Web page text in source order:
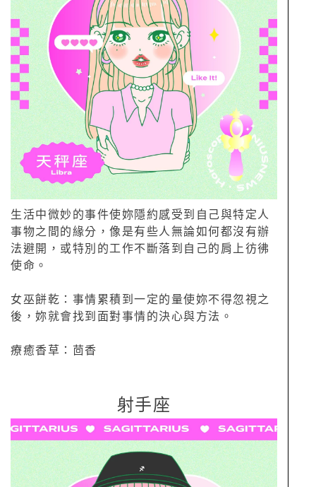
生活中微妙的事件使妳隱約感受到自己與特定人
事物之間的緣分，像是有些人無論如何都沒有辦
法避開，或特別的工作不斷落到自己的肩上彷彿
使命。
女巫餅乾：事情累積到一定的量使妳不得忽視之
後，妳就會找到面對事情的決心與方法。
療癒香草：茴香
射手座